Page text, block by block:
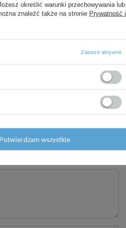
określić warunki przechowywania lub
znaleźć także na stronie Prywatność i
Zawsze aktywne
Potwierdzam wszystkie